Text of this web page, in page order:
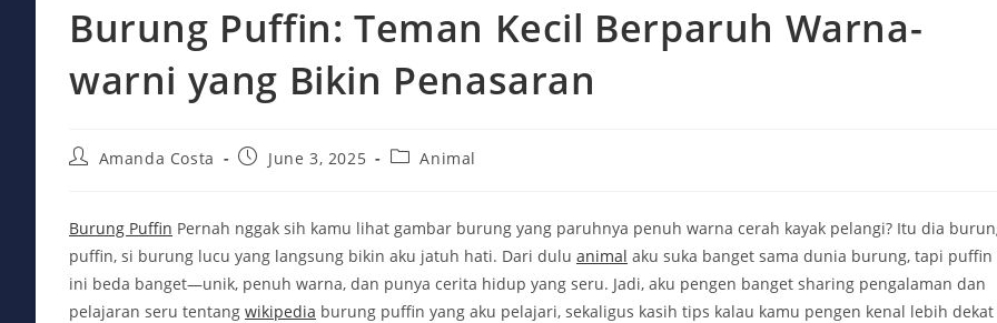
Burung Puffin: Teman Kecil Berparuh Warna-
warni yang Bikin Penasaran
PostAmanda Costa
PostJune 3, 2025
PostAnimal
Burung Puffin Pernah nggak sih kamu lihat gambar burung yang paruhnya penuh warna cerah kayak pelangi? Itu dia
puffin, si burung lucu yang langsung bikin aku jatuh hati. Dari dulu animal aku suka banget sama dunia burung, tapi puffin
ini beda banget—unik, penuh warna, dan punya cerita hidup yang seru. Jadi, aku pengen banget sharing pengalaman dan
pelajaran seru tentang wikipedia burung puffin yang aku pelajari, sekaligus kasih tips kalau kamu pengen kenal lebih dekat